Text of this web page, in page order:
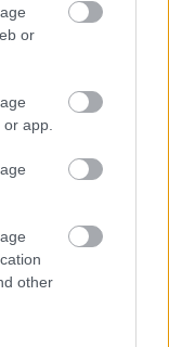
or
app.
other